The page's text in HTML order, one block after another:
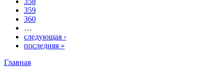
359
360
…
следующая ›
последняя »
Главная